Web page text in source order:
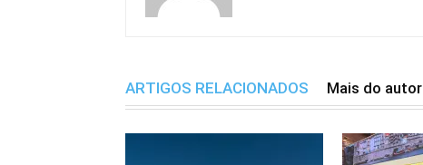
ARTIGOS RELACIONADOS Mais do autor